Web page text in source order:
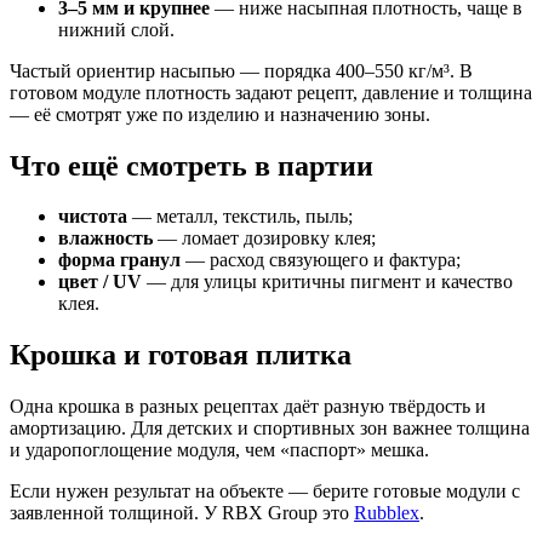
3–5 мм и крупнее — ниже насыпная плотность, чаще в
нижний слой.
Частый ориентир насыпью — порядка 400–550 кг/м³. В
готовом модуле плотность задают рецепт, давление и толщина
— её смотрят уже по изделию и назначению зоны.
Что ещё смотреть в партии
чистота — металл, текстиль, пыль;
влажность — ломает дозировку клея;
форма гранул — расход связующего и фактура;
цвет / UV — для улицы критичны пигмент и качество
клея.
Крошка и готовая плитка
Одна крошка в разных рецептах даёт разную твёрдость и
амортизацию. Для детских и спортивных зон важнее толщина
и ударопоглощение модуля, чем «паспорт» мешка.
Если нужен результат на объекте — берите готовые модули с
заявленной толщиной. У RBX Group это Rubblex.